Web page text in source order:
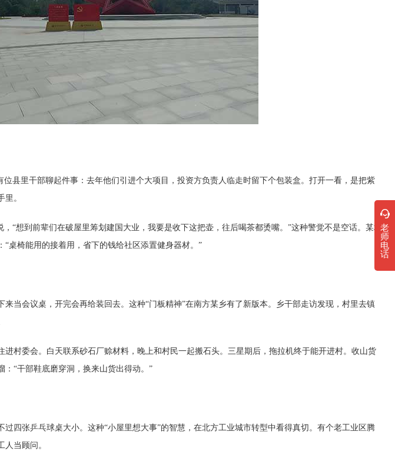
县里干部聊起件事：去年他们引进个大项目，投资方负责人临走时留下个包装盒。打开一看，是把紫
。
想到前辈们在破屋里筹划建国大业，我要是收下这把壶，往后喝茶都烫嘴。”这种警觉不是空话。某地
桌椅能用的接着用，省下的钱给社区添置健身器材。”
会议桌，开完会再给装回去。这种“门板精神”在南方某乡有了新版本。乡干部走访发现，村里去镇
委会。白天联系砂石厂赊材料，晚上和村民一起搬石头。三星期后，拖拉机终于能开进村。收山货
“干部鞋底磨穿洞，换来山货出得动。”
张乒乓球桌大小。这种“小屋里想大事”的智慧，在北方工业城市转型中看得真切。有个老工业区腾
当顾问。
老
师
电
话